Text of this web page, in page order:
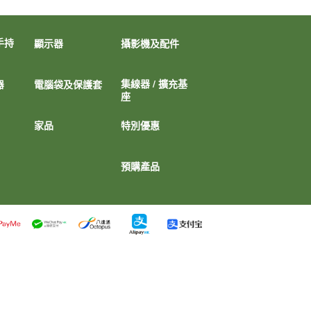
持 顯示器 攝影機及配件
電腦袋及保護套
集線器 / 擴充基
座
家品 特別優惠
預購產品